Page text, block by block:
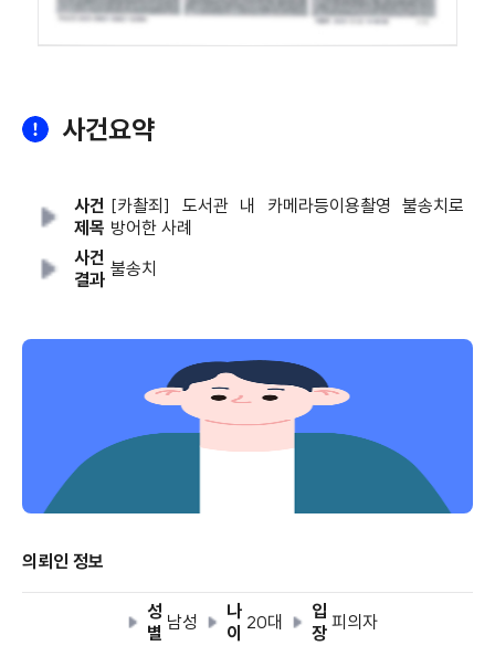
사건요약
사건
제목
[카촬죄] 도서관 내 카메라등이용촬영 불송치로
방어한 사례
사건
결과 불송치
의뢰인 정보
성
별 남성
나
이 20대
입
장 피의자